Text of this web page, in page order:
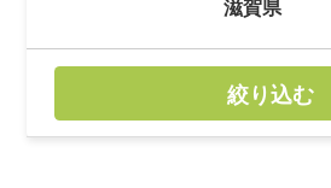
絞り込む